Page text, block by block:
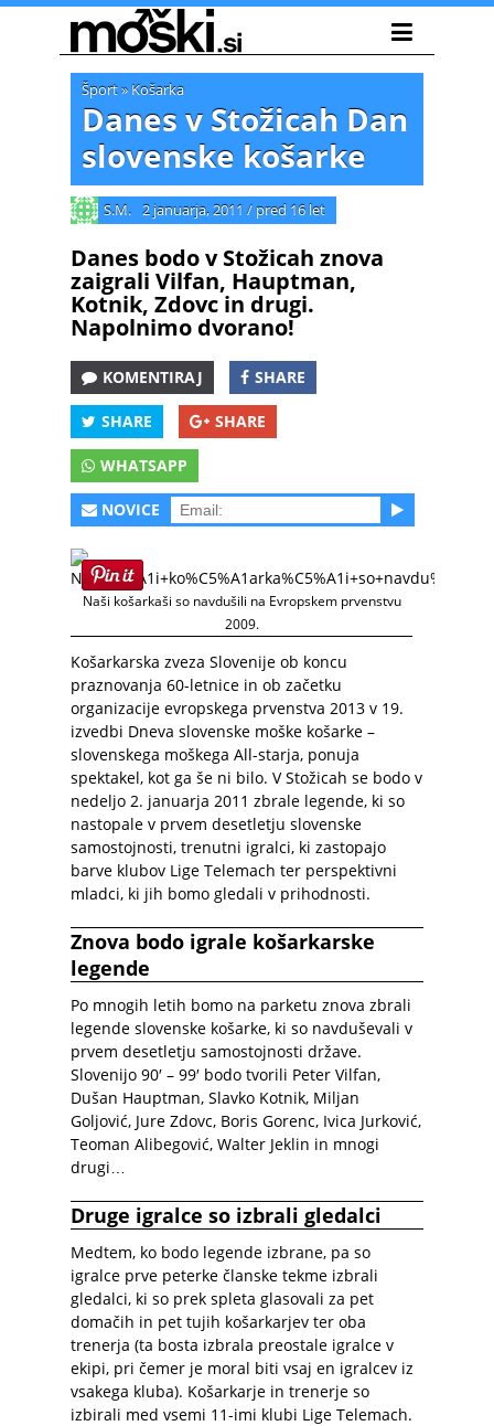
Šport» Košarka
Danes v Stožicah Dan
slovenske košarke
S.M. 2 januarja, 2011 / pred 16 let
Danes bodo v Stožicah znova
zaigrali Vilfan, Hauptman,
Kotnik, Zdovc in drugi.
Napolnimo dvorano!
KOMENTIRAJ SHARE
SHARE SHARE
WHATSAPP
NOVICE
Naši košarkaši so navdušili na Evropskem prvenstvu
2009.
Košarkarska zveza Slovenije ob koncu
praznovanja 60-letnice in ob začetku
organizacije evropskega prvenstva 2013 v 19.
izvedbi Dneva slovenske moške košarke –
slovenskega moškega All-starja, ponuja
spektakel, kot ga še ni bilo. V Stožicah se bodo v
nedeljo 2. januarja 2011 zbrale legende, ki so
nastopale v prvem desetletju slovenske
samostojnosti, trenutni igralci, ki zastopajo
barve klubov Lige Telemach ter perspektivni
mladci, ki jih bomo gledali v prihodnosti.
Znova bodo igrale košarkarske
legende
Po mnogih letih bomo na parketu znova zbrali
legende slovenske košarke, ki so navduševali v
prvem desetletju samostojnosti države.
Slovenijo 90′ – 99′ bodo tvorili Peter Vilfan,
Dušan Hauptman, Slavko Kotnik, Miljan
Goljović, Jure Zdovc, Boris Gorenc, Ivica Jurković,
Teoman Alibegović, Walter Jeklin in mnogi
drugi…
Druge igralce so izbrali gledalci
Medtem, ko bodo legende izbrane, pa so
igralce prve peterke članske tekme izbrali
gledalci, ki so prek spleta glasovali za pet
domačih in pet tujih košarkarjev ter oba
trenerja (ta bosta izbrala preostale igralce v
ekipi, pri čemer je moral biti vsaj en igralcev iz
vsakega kluba). Košarkarje in trenerje so
izbirali med vsemi 11-imi klubi Lige Telemach.